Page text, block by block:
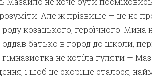
Але ж прізвище — це не
козацького, героїчного. Мина
батько в город до школи,
не хотїла гуляти —
і щоб це скоріше сталося,